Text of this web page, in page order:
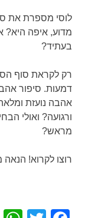
לוסי מספרת את
מדוע, איפה היא?
בעתיד?
רק לקראת סוף
דמעות. סיפור
אהבה נועזת
ורגועה? ואולי
מראש?
רוצו לקרוא!